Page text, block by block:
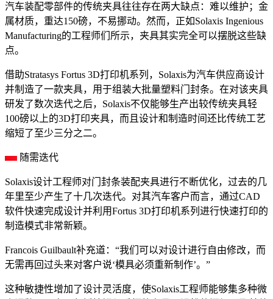
汽车装配零部件的传统夹具往往存在两大缺点：难以维护；金
属材质，重达150磅，不易挪动。然而，正如Solaxis Ingenious
Manufacturing的工程师们所示，夹具其实完全可以摆脱这些缺
点。
借助Stratasys Fortus 3D打印机系列，Solaxis为汽车供应商设计
并制造了一款夹具，用于组装大批量塑料门封条。在对该夹具
研发了数次迭代之后，Solaxis不仅能够生产出较传统夹具轻
100磅以上的3D打印夹具，而且设计和制造时间还比传统工艺
缩短了至少三分之二。
随需迭代
Solaxis设计工程师对门封条装配夹具进行不断优化，过去的几
年里至少产生了十几次迭代。对其汽车客户而言，通过CAD
软件快速完成设计并利用Fortus 3D打印机系列进行快速打印的
制造模式非常新颖。
Francois Guilbault补充道：“我们可以对设计进行自由修改，而
无需再回过头来对客户说‘模具必须重新制作’。”
这种敏捷性增加了设计灵活度，使Solaxis工程师能够集多种微